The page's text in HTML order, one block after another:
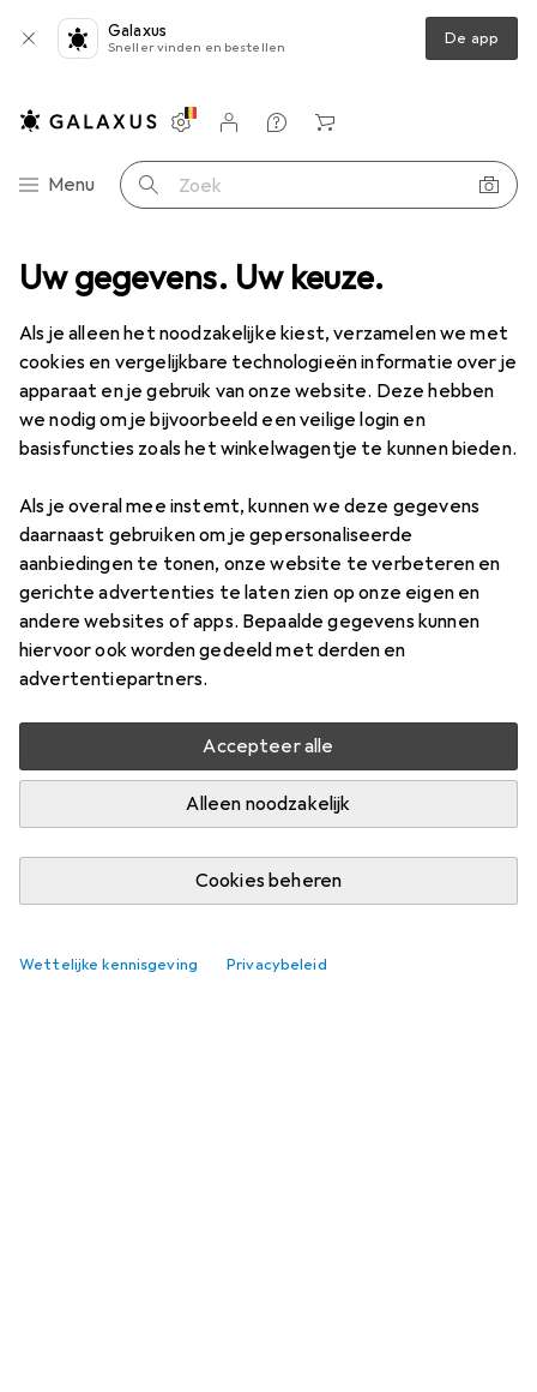
Uw gegevens. Uw keuze.
Als je alleen het noodzakelijke kiest, verzamelen we met
cookies en vergelijkbare technologieën informatie over je
apparaat en je gebruik van onze website. Deze hebben
we nodig om je bijvoorbeeld een veilige login en
basisfuncties zoals het winkelwagentje te kunnen bieden.
Als je overal mee instemt, kunnen we deze gegevens
daarnaast gebruiken om je gepersonaliseerde
aanbiedingen te tonen, onze website te verbeteren en
gerichte advertenties te laten zien op onze eigen en
andere websites of apps. Bepaalde gegevens kunnen
hiervoor ook worden gedeeld met derden en
advertentiepartners.
Accepteer alle
Alleen noodzakelijk
Cookies beheren
Wettelijke kennisgeving Privacybeleid
Galaxus
Sneller vinden en bestellen De app
Categorie navigatie
Menu Zoek op
Instellingen
Klantenaccount
Produktvergelijking
Verlanglijstje
Winkelmandje
+ Puzzels Puzzel Trefl Kaart van Europa
EUR
11,52 per stuk voor 3 eenheden
Trefl Kaart van Europa
200 onderdelen
Accessoires voor Trefl Kaart van
Europa
Vind bijpassende accessoires voor de Trefl Kaart van
Europa.
Relevantie
Productlijst
Geen producten gevonden